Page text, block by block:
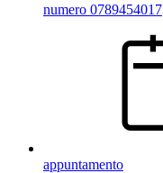
numero 0789454017
appuntamento